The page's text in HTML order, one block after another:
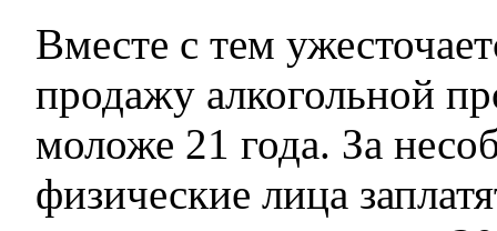
Вместе с тем
продажу алкогольной
моложе 21 года. За
физические лица